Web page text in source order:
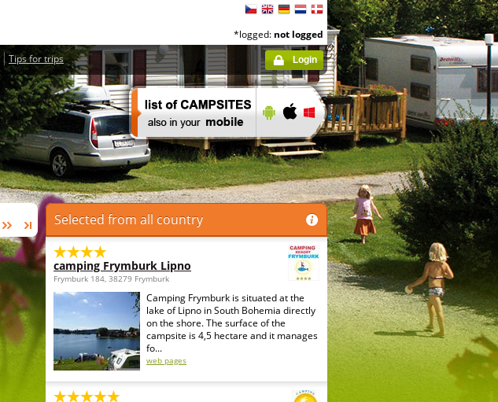
Tips for trips
*logged: not logged
Login
Selected from all country
camping Frymburk Lipno
Frymburk 184, 38279 Frymburk
Camping Frymburk is situated at the
lake of Lipno in South Bohemia directly
on the shore. The surface of the
campsite is 4,5 hectare and it manages
fo...
web pages